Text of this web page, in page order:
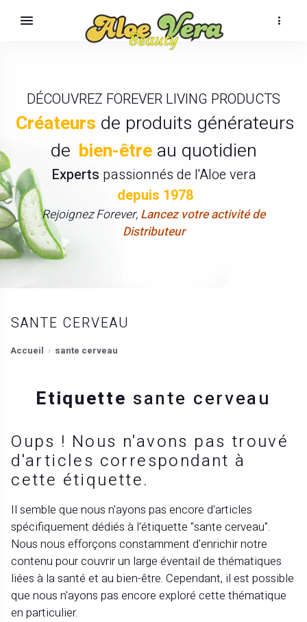
DÉCOUVREZ FOREVER LIVING PRODUCTS
Créateurs de produits générateurs
de bien-êtreau quotidien
Experts passionnés de l'Aloe vera
depuis 1978
Rejoignez Forever, Lancez votre activité de
Distributeur
SANTE CERVEAU
Accueil sante cerveau
Etiquette sante cerveau
Oups ! Nous n'avons pas trouvé
d'articles correspondant à
cette étiquette.
Il semble que nous n'ayons pas encore d'articles
spécifiquement dédiés à l'étiquette "sante cerveau".
Nous nous efforçons constamment d'enrichir notre
contenu pour couvrir un large éventail de thématiques
liées à la santé et au bien-être. Cependant, il est possible
que nous n'ayons pas encore exploré cette thématique
en particulier.